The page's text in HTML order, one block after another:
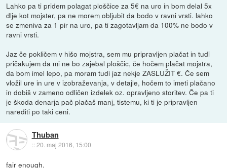
Lahko pa ti pridem polagat ploščice za 5€ na uro in bom delal 5x
dlje kot mojster, pa ne morem obljubit da bodo v ravni vrsti. lahko
se zmeniva za 1 pir na uro, pa ti zagotavljam da 100% ne bodo v
ravni vrsti.
Jaz če pokličem v hišo mojstra, sem mu pripravljen plačat in tudi
pričakujem da mi ne bo zajebal ploščic, če hočem plačat mojstra,
da bom imel lepo, pa moram tudi jaz nekje ZASLUŽIT €. Če sem
vložil ure in ure v izobraževanja, v detajle, hočem to imeti plačano
in dobiš v zameno odličen izdelek oz. opravljeno storitev. Če pa ti
je škoda denarja pač plačaš manj, tistemu, ki ti je pripravljen
narediti po taki ceni.
Thuban
::20. maj 2016, 15:00
fair enough.